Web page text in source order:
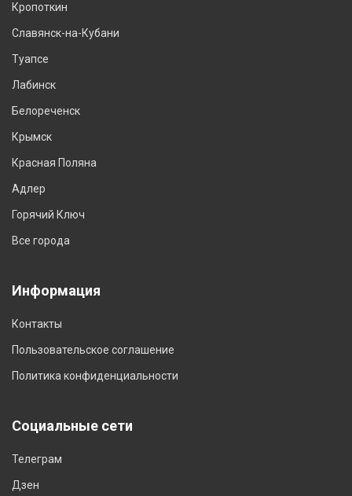
Кропоткин
Славянск-на-Кубани
Туапсе
Лабинск
Белореченск
Крымск
Красная Поляна
Адлер
Горячий Ключ
Все города
Информация
Контакты
Пользовательское соглашение
Политика конфиденциальности
Социальные сети
Телеграм
Дзен